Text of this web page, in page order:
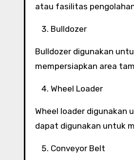
atau fasilitas
Bulldozer
Bulldozer digunakan
mempersiapkan area
Wheel Loader
Wheel loader digunakan
dapat digunakan untuk
Conveyor Belt